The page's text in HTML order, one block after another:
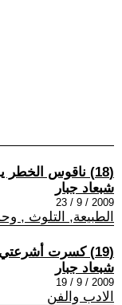
(18) ناقوس الخطر يقرع بعنف
شبعاد جبار
2009 / 9 / 23
الطبيعة, التلوث ,
(19) كسرت أشرعتي ...وأبحرت
شبعاد جبار
2009 / 9 / 19
الادب والفن